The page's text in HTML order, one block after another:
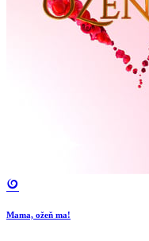
Mama, ožeň ma!